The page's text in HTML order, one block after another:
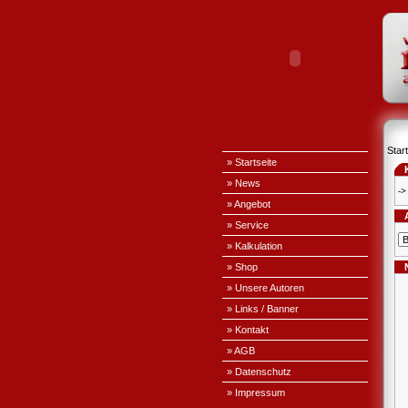
» Startseite
» News
» Angebot
» Service
» Kalkulation
» Shop
» Unsere Autoren
» Links / Banner
» Kontakt
» AGB
» Datenschutz
» Impressum
->